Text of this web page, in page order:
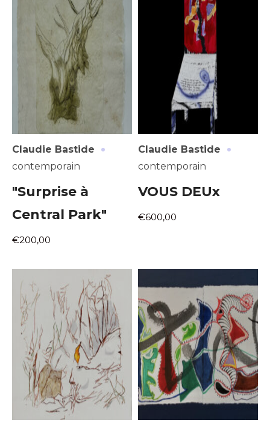
Claudie Bastide ·
contemporain
"Surprise à
Central Park"
€200,00
Claudie Bastide ·
contemporain
VOUS DEUx
€600,00